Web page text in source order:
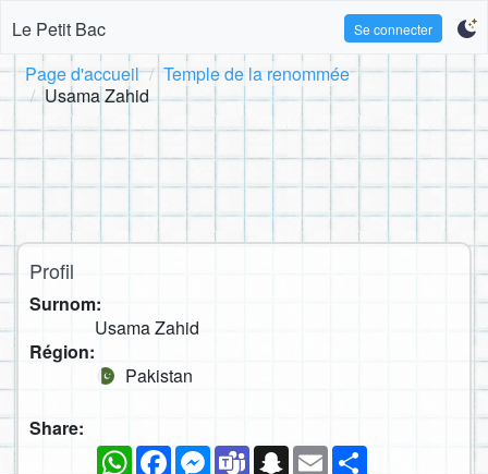
Le Petit Bac Se connecter
Page d'accueil
Temple de la renommée
Usama Zahid
Profil
Surnom:
Usama Zahid
Région:
Pakistan
Share:
WhatsAppFacebookMessenger
TeamsSnapchat
Email